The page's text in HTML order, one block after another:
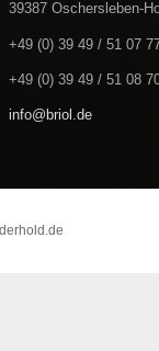
39387 Oschersleben-
+49 (0) 39 49 / 51 07
+49 (0) 39 49 / 51 08
info@briol.de